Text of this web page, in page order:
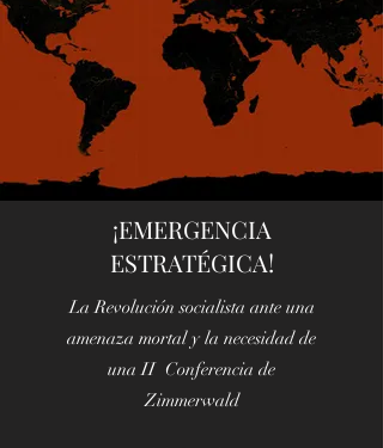
¡EMERGENCIA
ESTRATÉGICA!
La Revolución socialista ante una
amenaza mortal y la necesidad de
una II Conferencia de
Zimmerwald